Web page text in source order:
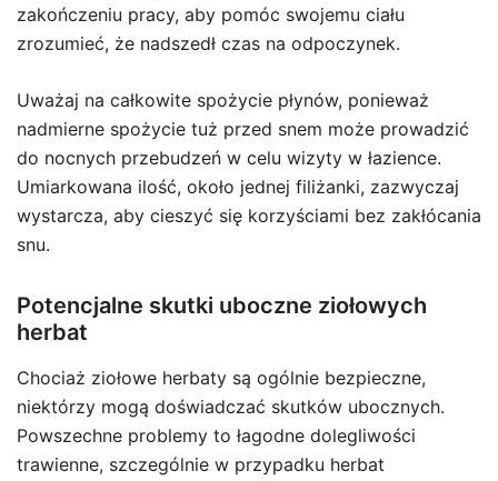
zakończeniu pracy, aby pomóc swojemu ciału
zrozumieć, że nadszedł czas na odpoczynek.
Uważaj na całkowite spożycie płynów, ponieważ
nadmierne spożycie tuż przed snem może prowadzić
do nocnych przebudzeń w celu wizyty w łazience.
Umiarkowana ilość, około jednej filiżanki, zazwyczaj
wystarcza, aby cieszyć się korzyściami bez zakłócania
snu.
Potencjalne skutki uboczne ziołowych
herbat
Chociaż ziołowe herbaty są ogólnie bezpieczne,
niektórzy mogą doświadczać skutków ubocznych.
Powszechne problemy to łagodne dolegliwości
trawienne, szczególnie w przypadku herbat